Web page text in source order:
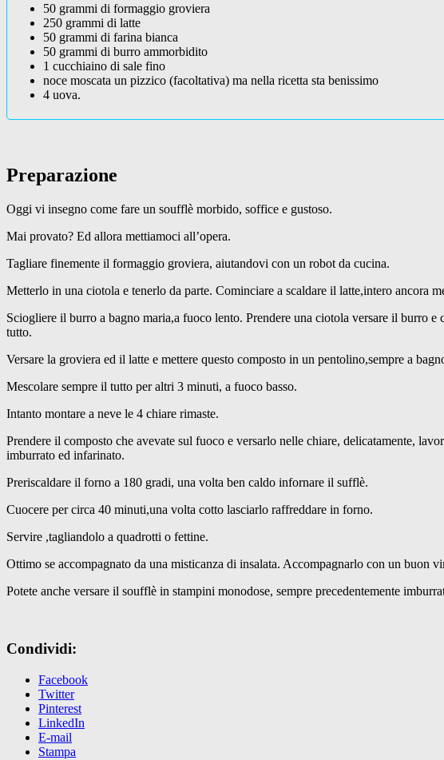
50 grammi di formaggio groviera
250 grammi di latte
50 grammi di farina bianca
50 grammi di burro ammorbidito
1 cucchiaino di sale fino
noce moscata un pizzico (facoltativa) ma nella ricetta sta benissimo
4 uova.
Preparazione
Oggi vi insegno come fare un soufflè morbido, soffice e gustoso.
Mai provato? Ed allora mettiamoci all’opera.
Tagliare finemente il formaggio groviera, aiutandovi con un robot da cucina.
Metterlo in una ciotola e tenerlo da parte. Cominciare a scaldare il latte,intero ancora
Sciogliere il burro a bagno maria,a fuoco lento. Prendere una ciotola versare il burro
tutto.
Versare la groviera ed il latte e mettere questo composto in un pentolino,sempre a
Mescolare sempre il tutto per altri 3 minuti, a fuoco basso.
Intanto montare a neve le 4 chiare rimaste.
Prendere il composto che avevate sul fuoco e versarlo nelle chiare, delicatamente,
imburrato ed infarinato.
Preriscaldare il forno a 180 gradi, una volta ben caldo infornare il sufflè.
Cuocere per circa 40 minuti,una volta cotto lasciarlo raffreddare in forno.
Servire ,tagliandolo a quadrotti o fettine.
Ottimo se accompagnato da una misticanza di insalata. Accompagnarlo con un buon
Potete anche versare il soufflè in stampini monodose, sempre precedentemente
Condividi:
Facebook
Twitter
Pinterest
LinkedIn
E-mail
Stampa